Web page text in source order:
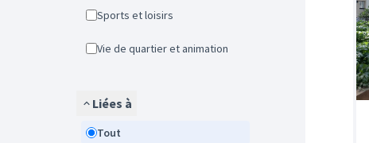
Sports et loisirs
Vie de quartier et animation
Liées à
Tout